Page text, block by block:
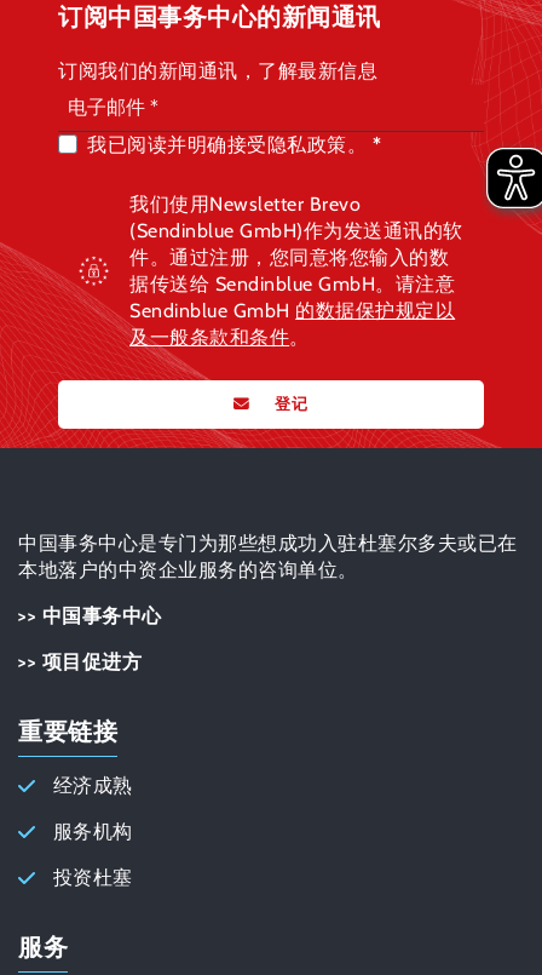
订阅中国事务中心的新闻通讯
订阅我们的新闻通讯，了解最新信息
我已阅读并明确接受隐私政策。
我们使用Newsletter Brevo
(Sendinblue GmbH)作为发送通讯的软
件。通过注册，您同意将您输入的数
据传送给 Sendinblue GmbH。请注意
Sendinblue GmbH 的数据保护规定以
及一般条款和条件。
登记
中国事务中心是专门为那些想成功入驻杜塞尔多夫或已在
本地落户的中资企业服务的咨询单位。
>> 中国事务中心
>> 项目促进方
重要链接
经济成熟
服务机构
投资杜塞
服务